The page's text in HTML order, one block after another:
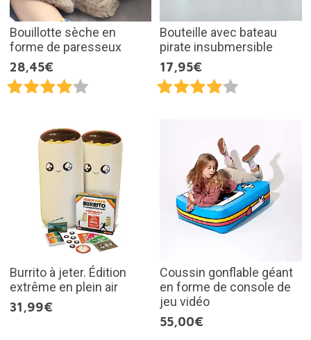
Bouillotte sèche en
forme de paresseux
28,45€
Bouteille avec bateau
pirate insubmersible
17,95€
Burrito à jeter. Édition
extrême en plein air
31,99€
Coussin gonflable géant
en forme de console de
jeu vidéo
55,00€